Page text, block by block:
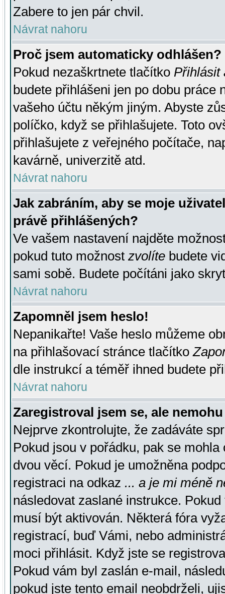
Zabere to jen pár chvil.
Návrat nahoru
Proč jsem automaticky odhlášen?
Pokud nezaškrtnete tlačítko Přihlásit
budete přihlášeni jen po dobu práce
vašeho účtu někým jiným. Abyste
políčko, když se přihlašujete. Toto
přihlašujete z veřejného počítače,
kavárně, univerzitě atd.
Návrat nahoru
Jak zabráním, aby se moje
právě přihlášených?
Ve vašem nastavení najděte
pokud tuto možnost zvolíte budete
sami sobě. Budete počítáni jako
Návrat nahoru
Zapomněl jsem heslo!
Nepanikařte! Vaše heslo můžeme
na přihlašovací stránce tlačítko
dle instrukcí a téměř ihned budete
Návrat nahoru
Zaregistroval jsem se, ale
Nejprve zkontrolujte, že zadáváte
Pokud jsou v pořádku, pak se
dvou věcí. Pokud je umožněna
registraci na odkaz ... a je mi méně
následovat zaslané instrukce.
musí být aktivován. Některá fóra
registrací, buď Vámi, nebo
moci přihlásit. Když jste se
Pokud vám byl zaslán e-mail,
pokud jste tento email neobdrželi,